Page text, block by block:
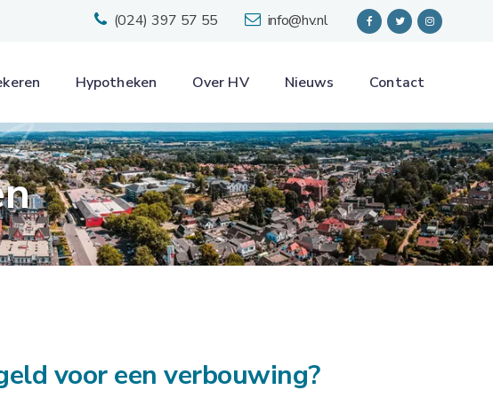
(024) 397 57 55 info@hv.nl
Hypotheken Over HV Nieuws Contact
voor een verbouwing?